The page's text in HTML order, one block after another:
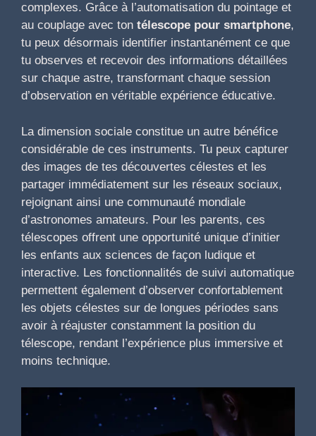
complexes. Grâce à l’automatisation du pointage et
au couplage avec ton télescope pour smartphone,
tu peux désormais identifier instantanément ce que
tu observes et recevoir des informations détaillées
sur chaque astre, transformant chaque session
d’observation en véritable expérience éducative.
La dimension sociale constitue un autre bénéfice
considérable de ces instruments. Tu peux capturer
des images de tes découvertes célestes et les
partager immédiatement sur les réseaux sociaux,
rejoignant ainsi une communauté mondiale
d’astronomes amateurs. Pour les parents, ces
télescopes offrent une opportunité unique d’initier
les enfants aux sciences de façon ludique et
interactive. Les fonctionnalités de suivi automatique
permettent également d’observer confortablement
les objets célestes sur de longues périodes sans
avoir à réajuster constamment la position du
télescope, rendant l’expérience plus immersive et
moins technique.